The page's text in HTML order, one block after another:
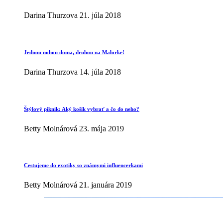
Darina Thurzova 21. júla 2018
Jednou nohou doma, druhou na Malorke!
Darina Thurzova 14. júla 2018
Štýlový piknik: Aký košík vybrať a čo do neho?
Betty Molnárová 23. mája 2019
Cestujeme do exotiky so známymi influencerkami
Betty Molnárová 21. januára 2019